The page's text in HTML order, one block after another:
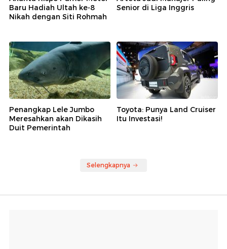
Baru Hadiah Ultah ke-8
Nikah dengan Siti Rohmah
Senior di Liga Inggris
Penangkap Lele Jumbo
Meresahkan akan Dikasih
Duit Pemerintah
Toyota: Punya Land Cruiser
Itu Investasi!
Selengkapnya